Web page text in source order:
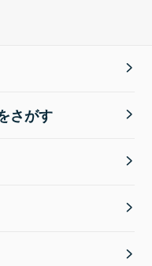
さがす